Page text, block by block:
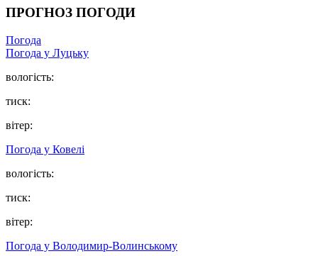
ПРОГНОЗ ПОГОДИ
Погода
Погода у Луцьку
вологість:
тиск:
вітер:
Погода у Ковелі
вологість:
тиск:
вітер:
Погода у Володимир-Волинському